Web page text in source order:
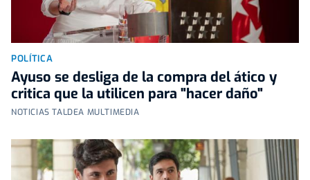
POLÍTICA
Ayuso se desliga de la compra del ático y
critica que la utilicen para "hacer daño"
NOTICIAS TALDEA MULTIMEDIA